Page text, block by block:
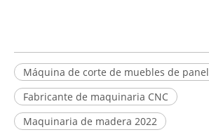
Máquina de corte de muebles de panel
Fabricante de maquinaria CNC
Maquinaria de madera 2022